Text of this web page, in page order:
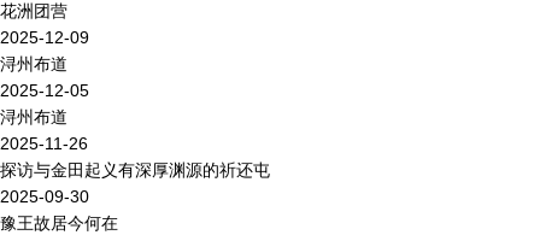
花洲团营
2025-12-09
浔州布道
2025-12-05
浔州布道
2025-11-26
探访与金田起义有深厚渊源的祈还屯
2025-09-30
豫王故居今何在